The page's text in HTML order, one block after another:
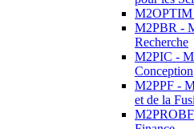
M2OPTIM
M2PBR -
Recherche
M2PIC -
Conception
M2PPF -
et de la